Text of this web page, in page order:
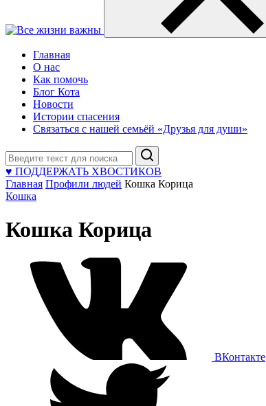
Главная
О нас
Как помочь
Блог Кота
Новости
Истории спасения
Связаться с нашей семьёй «Друзья для души»
Поиск
♥ ПОДДЕРЖАТЬ ХВОСТИКОВ
Главная Профили людей Кошка Корица
Кошка
Кошка Корица
ВКонтакте